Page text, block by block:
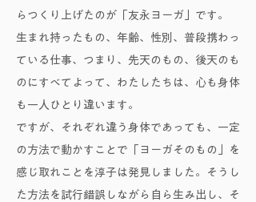
らつくり上げたのが「友永ヨーガ」です。
生まれ持ったもの、年齢、性別、普段携わっ
ている仕事、つまり、先天のもの、後天のも
のにすべてよって、わたしたちは、心も身体
も一人ひとり違います。
ですが、それぞれ違う身体であっても、一定
の方法で動かすことで「ヨーガそのもの」を
感じ取れことを淳子は発見しました。そうし
た方法を試行錯誤しながら自ら生み出し、そ